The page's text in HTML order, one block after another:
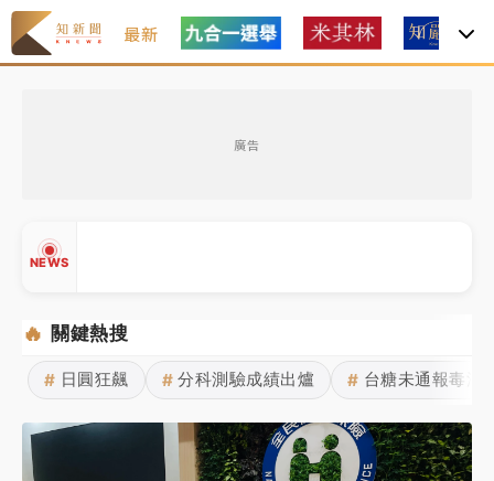
最新
廣告
NEWS
中信慈善基金會想增加董事人數！辜仲諒向法院聲請遭
駁 理由曝光
故宮《龍藏經》特展第2檔！今線上預約開賣一度塞車
周六起展出延長至晚上7時
台東農業處長涉圖利渡假村！東檢抗告成功 今重開羈
父親節泡湯了！中颱白海豚雨彈轟3天 「紅到發紫」降
▲
🔥 關鍵熱搜
# 日圓狂飆 # 分科測驗成績出爐 # 台糖未通報毒油